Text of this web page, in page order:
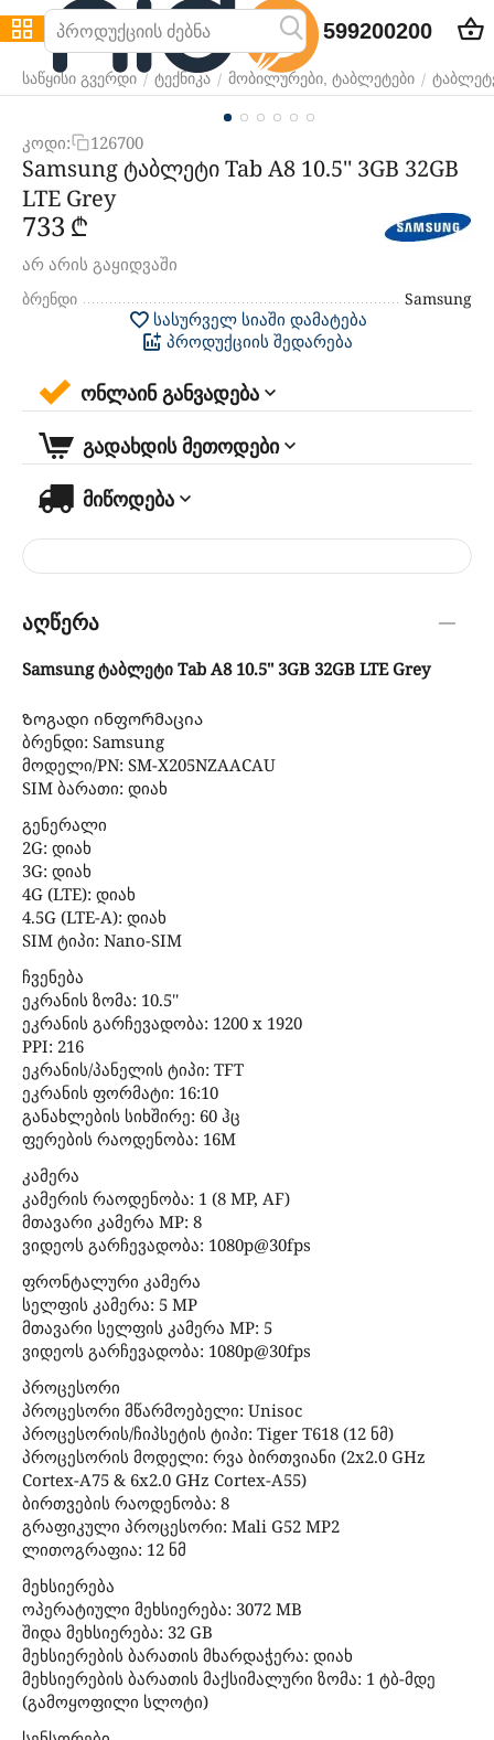
599200200
საწყისი გვერდი / ტექნიკა / მობილურები, ტაბლეტები /
კოდი: 126700
Samsung ტაბლეტი Tab A8 10.5'' 3GB 32GB
LTE Grey
‍733‍ ₾
არ არის გაყიდვაში
ბრენდი Samsung
სასურველ სიაში დამატება
პროდუქციის შედარება
ონლაინ განვადება
გადახდის მეთოდები
მიწოდება
აღწერა
Samsung ტაბლეტი Tab A8 10.5'' 3GB 32GB LTE Grey
Ზოგადი ინფორმაცია
ბრენდი: Samsung
მოდელი/PN: SM-X205NZAACAU
SIM ბარათი: დიახ
გენერალი
2G: დიახ
3G: დიახ
4G (LTE): დიახ
4.5G (LTE-A): დიახ
SIM ტიპი: Nano-SIM
ჩვენება
ეკრანის ზომა: 10.5''
ეკრანის გარჩევადობა: 1200 x 1920
PPI: 216
ეკრანის/პანელის ტიპი: TFT
ეკრანის ფორმატი: 16:10
განახლების სიხშირე: 60 ჰც
ფერების რაოდენობა: 16M
კამერა
კამერის რაოდენობა: 1 (8 MP, AF)
მთავარი კამერა MP: 8
ვიდეოს გარჩევადობა: 1080p@30fps
ფრონტალური კამერა
სელფის კამერა: 5 MP
მთავარი სელფის კამერა MP: 5
ვიდეოს გარჩევადობა: 1080p@30fps
პროცესორი
პროცესორი მწარმოებელი: Unisoc
პროცესორის/ჩიპსეტის ტიპი: Tiger T618 (12 ნმ)
პროცესორის მოდელი: რვა ბირთვიანი (2x2.0 GHz
Cortex-A75 & 6x2.0 GHz Cortex-A55)
ბირთვების რაოდენობა: 8
გრაფიკული პროცესორი: Mali G52 MP2
ლითოგრაფია: 12 ნმ
მეხსიერება
ოპერატიული მეხსიერება: 3072 MB
შიდა მეხსიერება: 32 GB
მეხსიერების ბარათის მხარდაჭერა: დიახ
მეხსიერების ბარათის მაქსიმალური ზომა: 1 ტბ-მდე
(გამოყოფილი სლოტი)